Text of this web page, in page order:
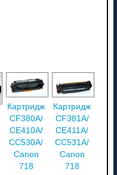
Картридж
CF380A/
CE410A/
CC530A/
Canon
718
Картридж
CF381A/
CE411A/
CC531A/
Canon
718